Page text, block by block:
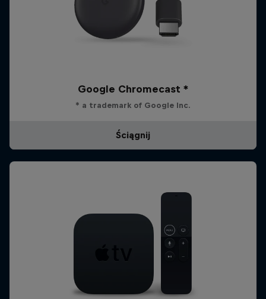
Google Chromecast *
* a trademark of Google Inc.
Ściągnij